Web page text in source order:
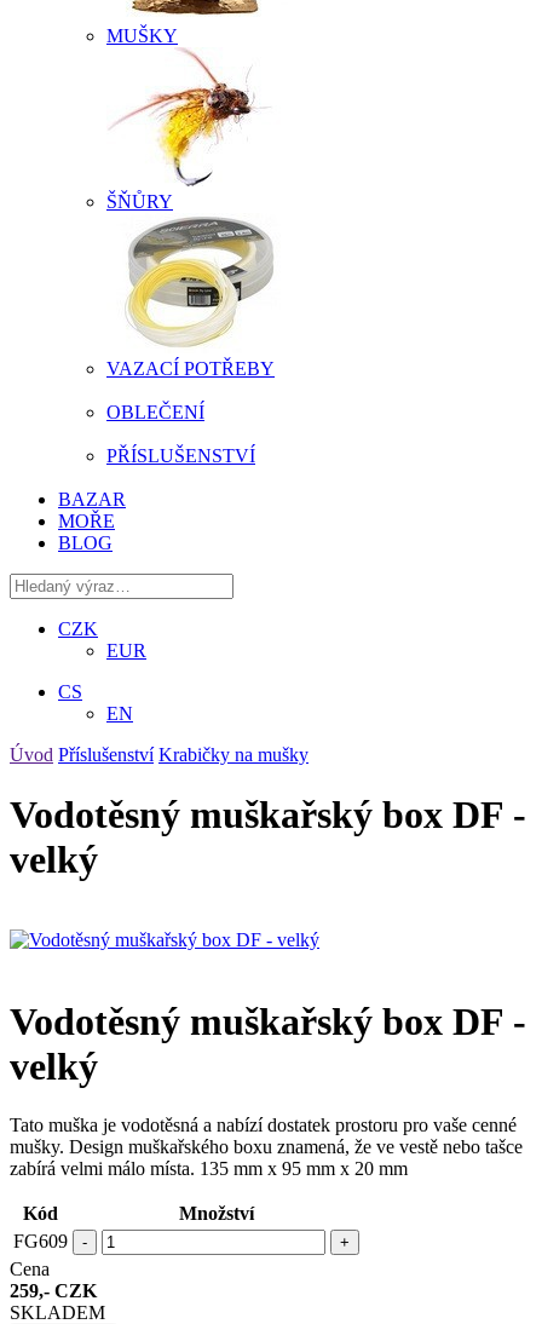
MUŠKY
ŠŇŮRY
VAZACÍ POTŘEBY
OBLEČENÍ
PŘÍSLUŠENSTVÍ
BAZAR
MOŘE
BLOG
CZK
EUR
CS
EN
Úvod Příslušenství Krabičky na mušky
Vodotěsný muškařský box DF -
velký
Vodotěsný muškařský box DF -
velký
Tato muška je vodotěsná a nabízí dostatek prostoru pro vaše cenné
mušky. Design muškařského boxu znamená, že ve vestě nebo tašce
zabírá velmi málo místa. 135 mm x 95 mm x 20 mm
Kód
Množství
FG609
- +
Cena
259,- CZK
SKLADEM